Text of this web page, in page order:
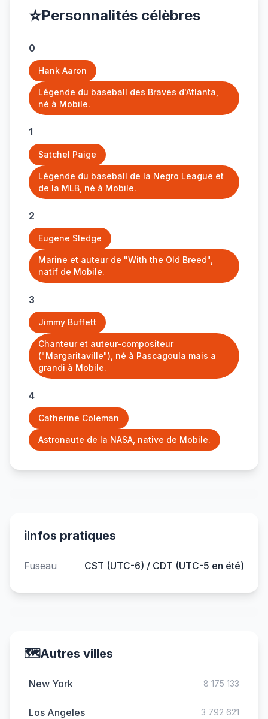
⭐Personnalités célèbres
0
Hank Aaron
Légende du baseball des Braves d'Atlanta,
né à Mobile.
1
Satchel Paige
Légende du baseball de la Negro League et
de la MLB, né à Mobile.
2
Eugene Sledge
Marine et auteur de "With the Old Breed",
natif de Mobile.
3
Jimmy Buffett
Chanteur et auteur-compositeur
("Margaritaville"), né à Pascagoula mais a
grandi à Mobile.
4
Catherine Coleman
Astronaute de la NASA, native de Mobile.
ℹ️Infos pratiques
Fuseau CST (UTC-6) / CDT (UTC-5 en été)
🗺️Autres villes
New York 8 175 133
Los Angeles 3 792 621